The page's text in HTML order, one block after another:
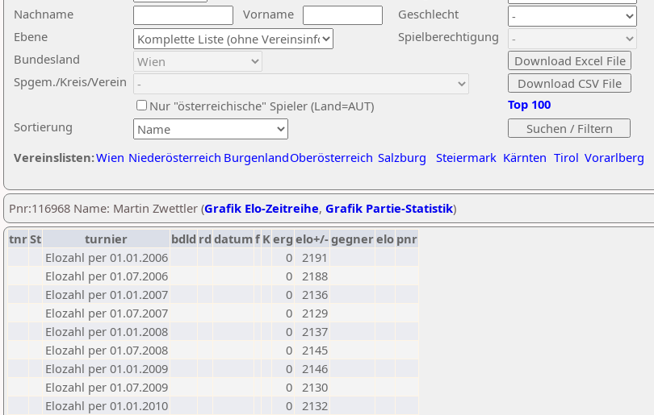
Nachname
Vorname
Ebene
Sortierung
Bundesland
Spgem./Kreis/Verein
Geschlecht
Nur "österreichische" Spieler (Land=AUT)
Spielberechtigung
Vereinslisten:Wien Niederösterreich BurgenlandOberösterreich Salzburg Steiermark Kärnten Tirol Vorarlberg
Top 100
Pnr:116968 Name: Martin Zwettler (Grafik Elo-Zeitreihe, Grafik Partie-Statistik)
tnrSt turnier bdld rd datumf Kerg elo+/-gegnerelo pnr
Elozahl per 01.01.2006
0 2191
Elozahl per 01.07.2006
0 2188
Elozahl per 01.01.2007
0 2136
Elozahl per 01.07.2007
0 2129
Elozahl per 01.01.2008
0 2137
Elozahl per 01.07.2008
0 2145
Elozahl per 01.01.2009
0 2146
Elozahl per 01.07.2009
0 2130
Elozahl per 01.01.2010
0 2132